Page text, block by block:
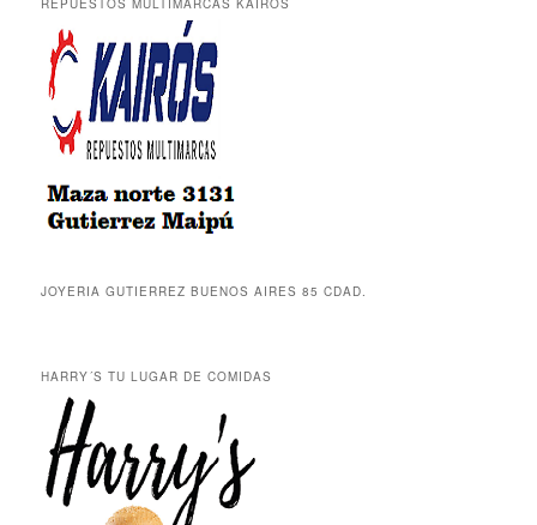
REPUESTOS MULTIMARCAS KAIROS
JOYERIA GUTIERREZ BUENOS AIRES 85 CDAD.
HARRY´S TU LUGAR DE COMIDAS